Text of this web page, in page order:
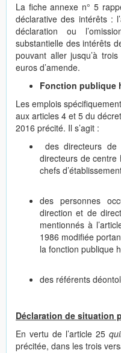
La fiche annexe n° 5
déclarative des intérêts :
déclaration ou
substantielle des intérêts
pouvant aller jusqu’à
euros d’amende.
Fonction publique
Les emplois
aux articles 4 et 5 du
2016 précité. Il s’agit :
des directeurs de
directeurs de centre
chefs
des personnes
direction et de
mentionnés à
1986 modifiée
la fonction publique
des référents
Déclaration de situation
En vertu de l’article 25
précitée, dans les trois